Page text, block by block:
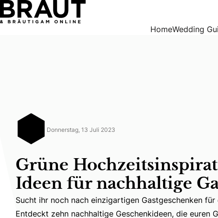
Grüne Hochzeitsinspiration: 10 Ideen für nachhaltige
HomeWedding
Donnerstag, 13 Juli 2023
Grüne
Ideen für nachhaltige
Sucht ihr noch nach einzigartigen Gastgeschenken
Sucht ihr noch nach einzigartigen Gastgeschenken
Entdeckt zehn nachhaltige Geschenkideen, die euren